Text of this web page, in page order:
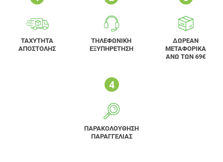
ΤΑΧΥΤΗΤΑ
ΑΠΟΣΤΟΛΗΣ
ΤΗΛΕΦΩΝΙΚΗ
ΕΞΥΠΗΡΕΤΗΣΗ
ΔΩΡΕΑΝ
ΜΕΤΑΦΟΡΙΚΑ
ΑΝΩ ΤΩΝ 69€
ΠΑΡΑΚΟΛΟΥΘΗΣΗ
ΠΑΡΑΓΓΕΛΙΑΣ